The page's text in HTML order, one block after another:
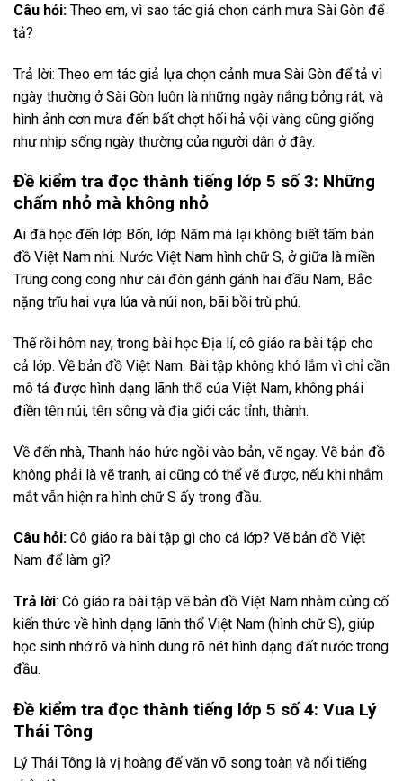
Câu hỏi: Theo em, vì sao tác giả chọn cảnh mưa Sài Gòn để
tả?
Trả lời: Theo em tác giả lựa chọn cảnh mưa Sài Gòn để tả vì
ngày thường ở Sài Gòn luôn là những ngày nắng bỏng rát, và
hình ảnh cơn mưa đến bất chợt hối hả vội vàng cũng giống
như nhịp sống ngày thường của người dân ở đây.
Đề kiểm tra đọc thành tiếng lớp 5 số 3: Những
chấm nhỏ mà không nhỏ
Ai đã học đến lớp Bốn, lớp Năm mà lại không biết tấm bản
đồ Việt Nam nhi. Nước Việt Nam hình chữ S, ở giữa là miền
Trung cong cong như cái đòn gánh gánh hai đầu Nam, Bắc
nặng trĩu hai vựa lúa và núi non, bãi bồi trù phú.
Thế rồi hôm nay, trong bài học Địa lí, cô giáo ra bài tập cho
cả lớp. Về bản đồ Việt Nam. Bài tập không khó lắm vì chỉ cần
mô tả được hình dạng lãnh thổ của Việt Nam, không phải
điền tên núi, tên sông và địa giới các tỉnh, thành.
Về đến nhà, Thanh háo hức ngồi vào bản, vẽ ngay. Vẽ bản đồ
không phải là vẽ tranh, ai cũng có thể vẽ được, nếu khi nhắm
mắt vẫn hiện ra hình chữ S ấy trong đầu.
Câu hỏi: Cô giáo ra bài tập gì cho cá lớp? Vẽ bản đồ Việt
Nam để làm gì?
Trả lời: Cô giáo ra bài tập vẽ bản đồ Việt Nam nhằm củng cố
kiến thức về hình dạng lãnh thổ Việt Nam (hình chữ S), giúp
học sinh nhớ rõ và hình dung rõ nét hình dạng đất nước trong
đầu.
Đề kiểm tra đọc thành tiếng lớp 5 số 4: Vua Lý
Thái Tông
Lý Thái Tông là vị hoàng đế văn võ song toàn và nổi tiếng